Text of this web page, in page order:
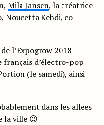
Mila Jansen, la créatrice
Noucetta Kehdi, co-
l’Expogrow 2018
français d’électro-pop
(le samedi), ainsi
dans les allées
la ville 😉